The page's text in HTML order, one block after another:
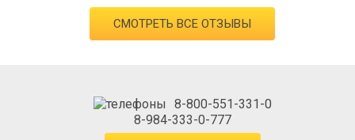
СМОТРЕТЬ ВСЕ ОТЗЫВЫ
8-800-551-331-0
8-984-333-0-777